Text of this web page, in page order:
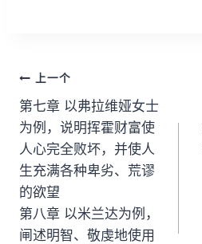
文
章
导
航
上一个
第七章 以弗拉维娅女士
为例，说明挥霍财富使
人心完全败坏，并使人
生充满各种卑劣、荒谬
的欲望
第八章 以米兰达为例，
闸述明智、敬虔地使用